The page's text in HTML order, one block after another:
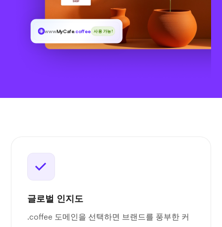
wwwMyCafe.coffee 사용 가능!
글로벌 인지도
.coffee 도메인을 선택하면 브랜드를 풍부한 커